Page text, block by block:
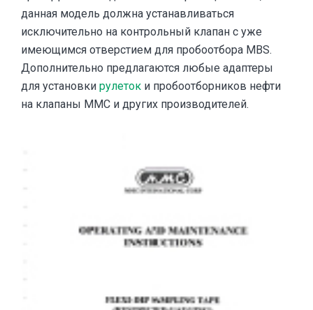
данная модель должна устанавливаться
исключительно на контрольный клапан с уже
имеющимся отверстием для пробоотбора MBS.
Дополнительно предлагаются любые адаптеры
для установки рулеток и пробоотборников нефти
на клапаны MMC и других производителей.